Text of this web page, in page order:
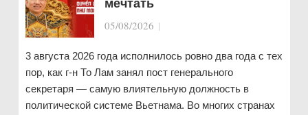
мечтать
05/08/2026 |
3 августа 2026 года исполнилось ровно два года с тех
пор, как г-н То Лам занял пост генерального
секретаря — самую влиятельную должность в
политической системе Вьетнама. Во многих странах